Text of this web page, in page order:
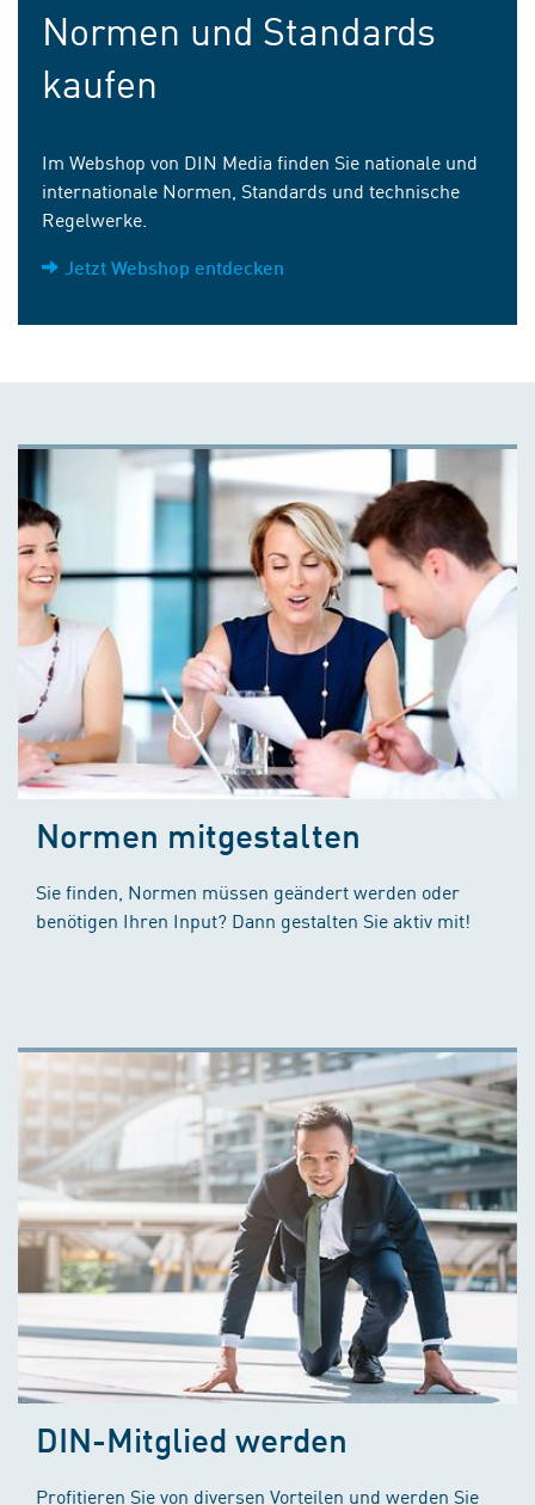
Normen und Standards
kaufen
Im Webshop von DIN Media finden Sie nationale und
internationale Normen, Standards und technische
Regelwerke.
Jetzt Webshop entdecken
Normen mitgestalten
Sie finden, Normen müssen geändert werden oder
benötigen Ihren Input? Dann gestalten Sie aktiv mit!
DIN-Mitglied werden
Profitieren Sie von diversen Vorteilen und werden Sie